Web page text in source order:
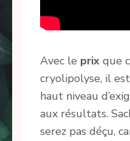
Avec le prix que
cryolipolyse, il
haut niveau
aux résultats.
serez pas déçu,